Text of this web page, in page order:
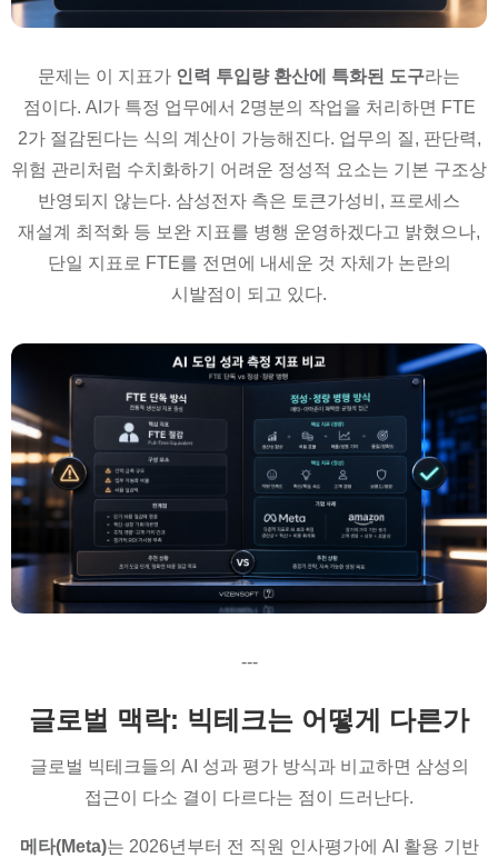
문제는 이 지표가 인력 투입량 환산에 특화된 도구라는
점이다. AI가 특정 업무에서 2명분의 작업을 처리하면 FTE
2가 절감된다는 식의 계산이 가능해진다. 업무의 질, 판단력,
위험 관리처럼 수치화하기 어려운 정성적 요소는 기본 구조상
반영되지 않는다. 삼성전자 측은 토큰가성비, 프로세스
재설계 최적화 등 보완 지표를 병행 운영하겠다고 밝혔으나,
단일 지표로 FTE를 전면에 내세운 것 자체가 논란의
시발점이 되고 있다.
---
글로벌 맥락: 빅테크는 어떻게 다른가
글로벌 빅테크들의 AI 성과 평가 방식과 비교하면 삼성의
접근이 다소 결이 다르다는 점이 드러난다.
메타(Meta)는 2026년부터 전 직원 인사평가에 AI 활용 기반